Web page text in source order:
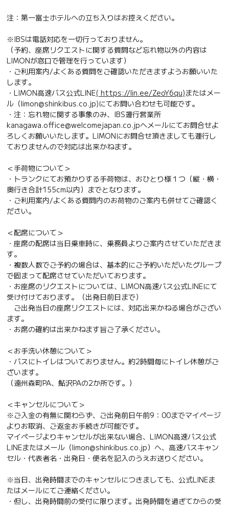
注：第一富士ホテルへの立ち入りはお控えください。
※IBSは電話対応を一切行っておりません。
（予約、座席リクエストに関する質問など忘れ物以外の内容は
LIMONが窓口で管理を行っています）
・ご利用案内/よくある質問をご確認いただきますようお願いいた
します。
・LIMON高速バス公式LINE( https://lin.ee/ZeoY6qu)またはメー
ル（limon@shinkibus.co.jp)にてお問い合わせも可能です。
・注：忘れ物に関する事象のみ、IBS運行営業所
kanagawa.office@welcomejapan.co.jpへメールにてお問合せよ
ろしくお願いいたします。LIMONにお問合せ頂きましても運行し
ておりませんので対応は出来かねます。
＜手荷物について＞
・トランクにてお預かりする手荷物は、おひとり様１つ（縦・横・
奥行き合計155cm以内）までとなります。
・ご利用案内/よくある質問内のお荷物のご案内も併せてご確認く
ださい。
＜配席について＞
・座席の配席は当日乗車時に、乗務員よりご案内させていただきま
す。
・複数人数でご予約の場合は、基本的にご予約いただいたグループ
で固まって配席させていただいております。
・お座席のリクエストについては、LIMON高速バス公式LINEにて
受け付けております。（出発日前日まで）
ご出発当日の座席リクエストには、対応出来かねる場合がござい
ます。
・お席の確約は出来かねます旨ご了承ください。
＜お手洗い休憩について＞
・バスにトイレはついておりません。約2時間毎にトイレ休憩がご
ざいます。
（遠州森町PA、鮎沢PAの2か所です。）
＜キャンセルについて＞
※ご入金の有無に関わらず、ご出発前日午前9：00までマイページ
よりお取消、ご返金お手続きが可能です。
マイページよりキャンセルが出来ない場合、LIMON高速バス公式
LINEまたはメール（limon@shinkibus.co.jp）へ、高速バスキャン
セル・代表者名・出発日・便名を記入のうえお送りください。
※当日、出発時間までのキャンセルにつきましても、公式LINEま
たはメールにてご連絡ください。
・但し、出発時間前の受付に限ります。出発時間を過ぎてからの受